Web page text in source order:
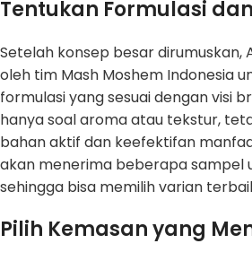
Tentukan Formulasi
Setelah konsep besar dirumuskan,
oleh tim Mash Moshem Indonesia
formulasi yang sesuai dengan visi
hanya soal aroma atau tekstur,
bahan aktif dan keefektifan
akan menerima beberapa sampel
sehingga bisa memilih varian
Pilih Kemasan yang